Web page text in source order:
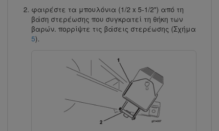
φαιρέστε τα μπουλόνια (1/2 x 5-1/2") από τη
βάση στερέωσης που συγκρατεί τη θήκη των
βαρών. πορρίψτε τις βάσεις στερέωσης (Σχήμα
5).